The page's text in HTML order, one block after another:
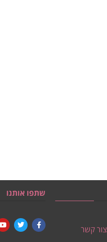
צור קשר
שתפו אותנו